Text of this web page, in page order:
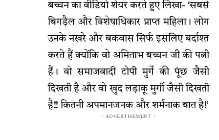
बच्चन का वीडियो शेयर करते हुए लिखा- ‘सबसे
बिगड़ैल और विशेषाधिकार प्राप्त महिला। लोग
उनके नखरे और बकवास सिर्फ इसलिए बर्दाश्त
करते हैं क्योंकि वो अमिताभ बच्चन जी की पत्नी
हैं। वो समाजवादी टोपी मुर्गे की पूंछ जैसी
दिखती है और वो खुद लड़ाकू मुर्गी जैसी दिखती
है!! कितनी अपमानजनक और शर्मनाक बात है!’
- ADVERTISEMENT -